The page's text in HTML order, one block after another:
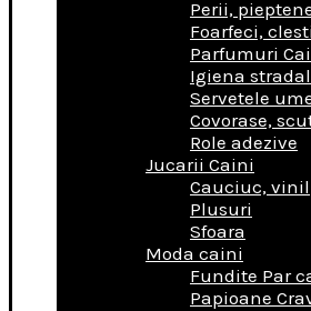
Perii,
Foarfeci, clesti
Parfumuri
Igiena
Servetele
Covorase,
Role adezive
Jucarii Caini
Cauciuc, vinil
Plusuri
Sfoara
Moda caini
Fundite Par
Papioane